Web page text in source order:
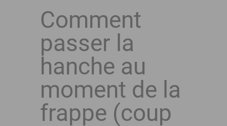
Comment
passer la
hanche au
moment de la
frappe (coup